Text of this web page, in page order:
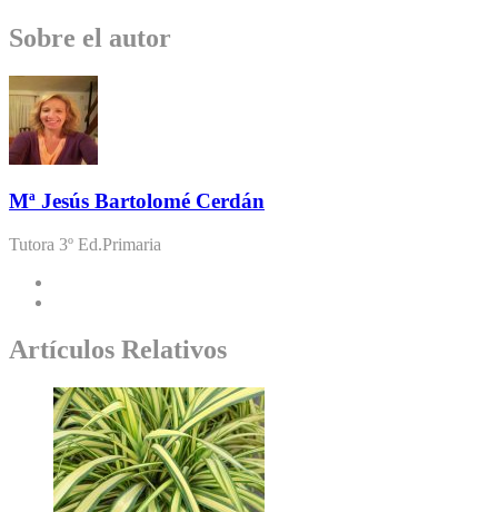
Sobre el autor
Mª Jesús Bartolomé Cerdán
Tutora 3º Ed.Primaria
Artículos Relativos